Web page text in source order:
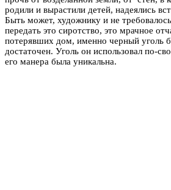
родили и вырастили детей, надеялись
Быть может, художнику и не
передать это сиротство, это мрачное
потерявших дом, именно черный уголь
достаточен. Уголь он использовал по-
его манера была уникальна.